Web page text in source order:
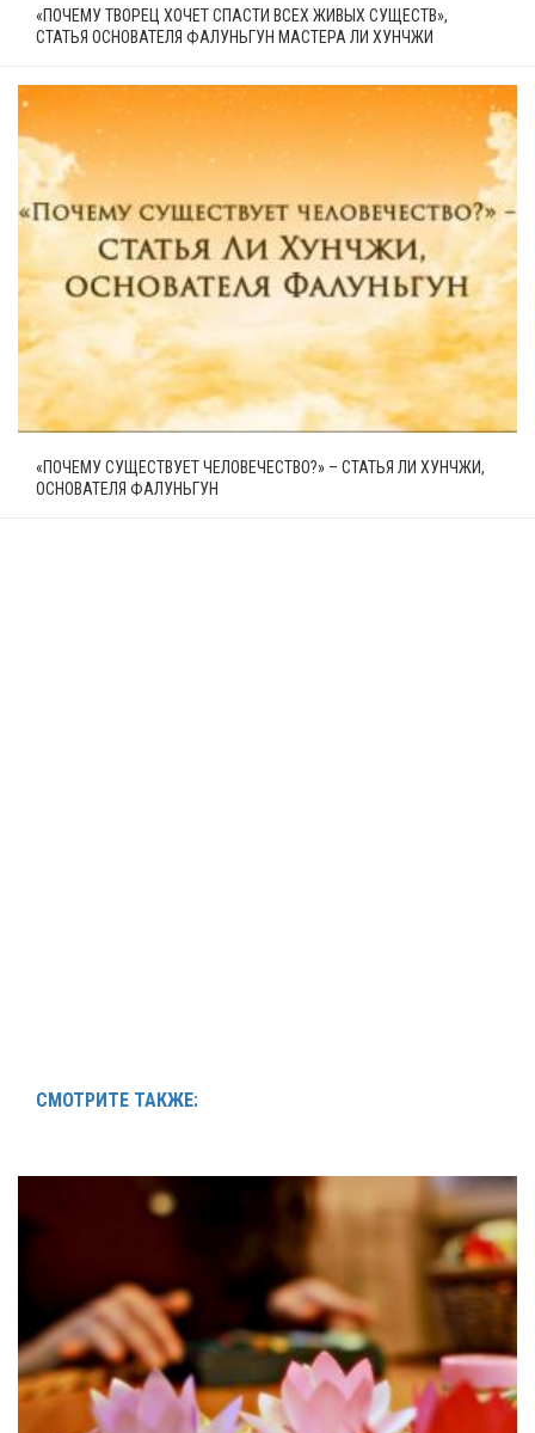
«ПОЧЕМУ ТВОРЕЦ ХОЧЕТ СПАСТИ ВСЕХ ЖИВЫХ СУЩЕСТВ»,
СТАТЬЯ ОСНОВАТЕЛЯ ФАЛУНЬГУН МАСТЕРА ЛИ ХУНЧЖИ
«ПОЧЕМУ СУЩЕСТВУЕТ ЧЕЛОВЕЧЕСТВО?» – СТАТЬЯ ЛИ ХУНЧЖИ,
ОСНОВАТЕЛЯ ФАЛУНЬГУН
СМОТРИТЕ ТАКЖЕ: